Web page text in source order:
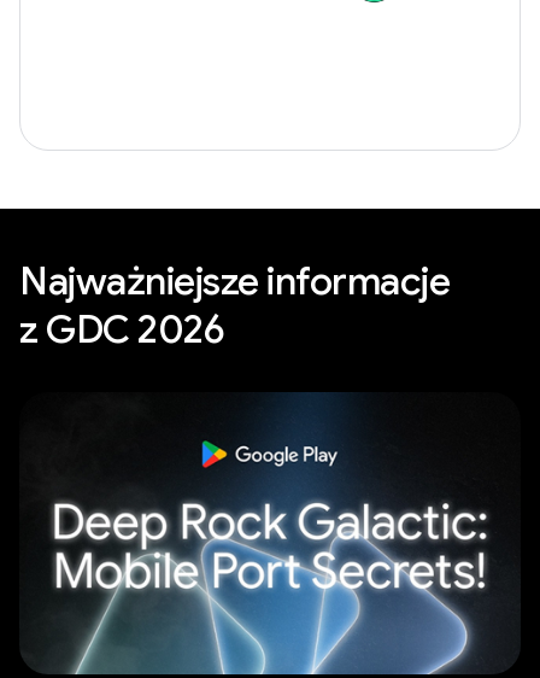
Najważniejsze informacje
z GDC 2026